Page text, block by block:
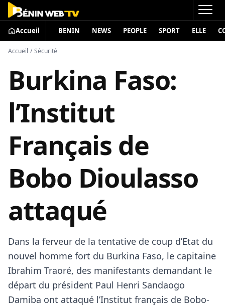
Accueil BENIN NEWS PEOPLE SPORT ELLE
Accueil / Sécurité
Burkina Faso:
l’Institut
Français de
Bobo Dioulasso
attaqué
Dans la ferveur de la tentative de coup d’Etat du
nouvel homme fort du Burkina Faso, le capitaine
Ibrahim Traoré, des manifestants demandant le
départ du président Paul Henri Sandaogo
Damiba ont attaqué l’Institut français de Bobo-